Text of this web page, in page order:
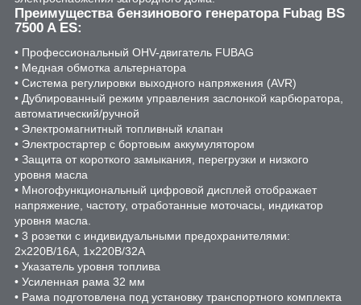
Преимущества бензинового генератора Fubag BS
7500 A ES:
• Профессиональный OHV-двигатель FUBAG
• Медная обмотка альтернатора
• Система регулировки выходного напряжения (AVR)
• Дублированный режим управления заслонкой карбюратора,
автоматический/ручной
• Электромагнитный топливный клапан
• Электростартер с бортовым аккумулятором
• Защита от короткого замыкания, перегрузки и низкого
уровня масла
• Многофункциональный цифровой дисплей отображает
напряжение, частоту, отработанные моточасы, индикатор
уровня масла.
• 3 розетки с индивидуальными предохранителями:
2х220В/16А, 1х220В/32А
• Указатель уровня топлива
• Усиленная рама 32 мм
• Рама подготовлена под установку транспортного комплекта